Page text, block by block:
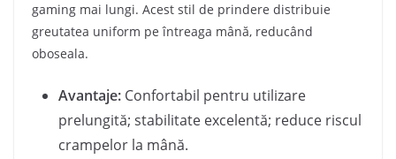
gaming mai lungi. Acest stil de prindere distribuie
greutatea uniform pe întreaga mână, reducând
oboseala.
Avantaje: Confortabil pentru utilizare
prelungită; stabilitate excelentă; reduce riscul
crampelor la mână.